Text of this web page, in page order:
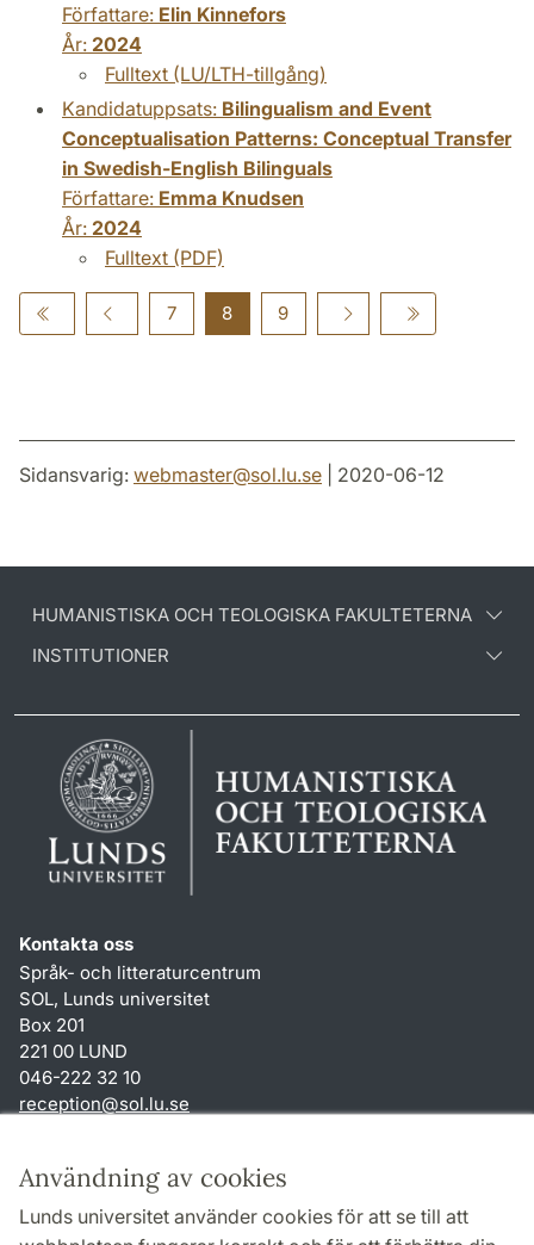
Användning av cookies
Lunds universitet använder cookies för att se till att
Författare: Elin Kinnefors
År: 2024
Fulltext (LU/LTH-tillgång)
Kandidatuppsats: Bilingualism and Event
Conceptualisation Patterns: Conceptual Transfer
in Swedish-English Bilinguals
Författare: Emma Knudsen
År: 2024
Fulltext (PDF)
7 8 9
Sidansvarig: webmaster@sol.lu.se | 2020-06-12
HUMANISTISKA OCH TEOLOGISKA FAKULTETERNA
INSTITUTIONER
Kontakta oss
Språk- och litteraturcentrum
SOL, Lunds universitet
Box 201
221 00 LUND
046-222 32 10
reception@sol.lu.se
Genvägar
Om webbplatsen och cookies
Behandling av personuppgifter